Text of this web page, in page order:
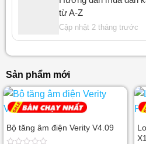
từ A-Z
Cập nhật 2 tháng trước
Sản phẩm mới
Bộ tăng âm điện Verity V4.09